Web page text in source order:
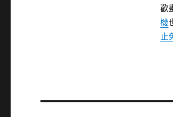
歡
機
止